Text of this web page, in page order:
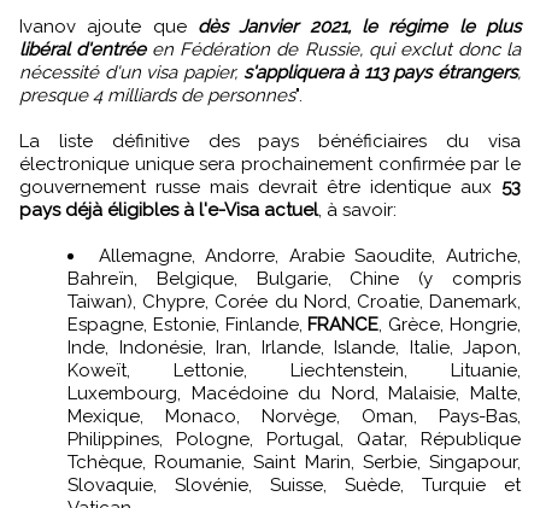
Ivanov ajoute que dès Janvier 2021, le régime le plus
libéral d'entréeen Fédération de Russie, qui exclut donc la
nécessité d'un visa papier, s'appliquera à 113 pays étrangers,
presque 4 milliards de personnes".
La liste définitive des pays bénéficiaires du visa
électronique unique sera prochainement confirmée par le
gouvernement russe mais devrait être identique aux 53
pays déjà éligibles à l'e-Visa actuel, à savoir:
Allemagne, Andorre, Arabie Saoudite, Autriche,
Bahreïn, Belgique, Bulgarie, Chine (y compris
Taiwan), Chypre, Corée du Nord, Croatie, Danemark,
Espagne, Estonie, Finlande, FRANCE, Grèce, Hongrie,
Inde, Indonésie, Iran, Irlande, Islande, Italie, Japon,
Koweït, Lettonie, Liechtenstein, Lituanie,
Luxembourg, Macédoine du Nord, Malaisie, Malte,
Mexique, Monaco, Norvège, Oman, Pays-Bas,
Philippines, Pologne, Portugal, Qatar, République
Tchèque, Roumanie, Saint Marin, Serbie, Singapour,
Slovaquie, Slovénie, Suisse, Suède, Turquie et